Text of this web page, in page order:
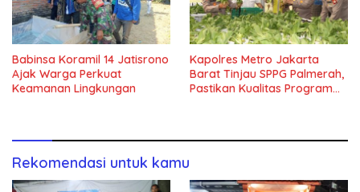
Babinsa Koramil 14 Jatisrono
Ajak Warga Perkuat
Keamanan Lingkungan
Kapolres Metro Jakarta
Barat Tinjau SPPG Palmerah,
Pastikan Kualitas Program
Rekomendasi untuk kamu